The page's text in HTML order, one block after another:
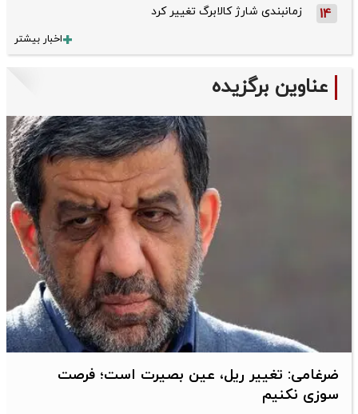
14 زمانبندی شارژ کالابرگ تغییر کرد
اخبار بیشتر
عناوین برگزیده
ضرغامی: تغییر ریل، عین بصیرت است؛ فرصت
سوزی نکنیم